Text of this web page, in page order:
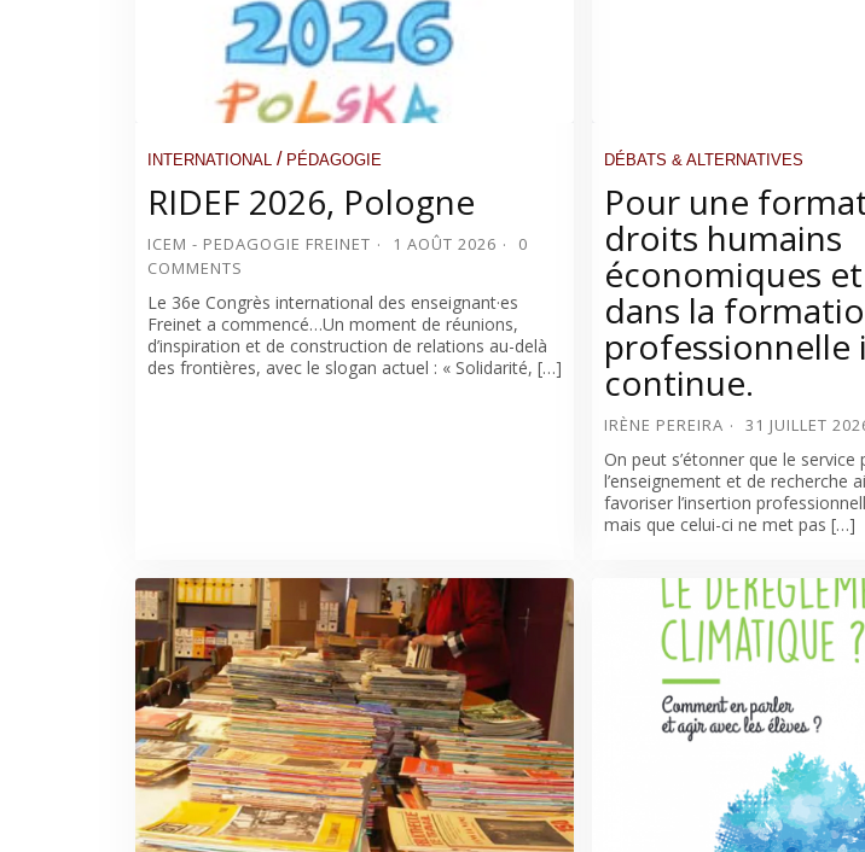
INTERNATIONAL / PÉDAGOGIE
RIDEF 2026, Pologne
ICEM - PEDAGOGIE FREINET 1 AOÛT 2026
0
COMMENTS
Le 36e Congrès international des enseignant·es
Freinet a commencé…Un moment de réunions,
d’inspiration et de construction de relations au-delà
des frontières, avec le slogan actuel : « Solidarité, […]
DÉBATS & ALTERNATIVES
Pour une
droits humains
économiques
dans la
professionnelle
continue.
IRÈNE PEREIRA 31 JUILLET
On peut s’étonner que le service
l’enseignement et de recherche
favoriser l’insertion
mais que celui-ci ne met pas […]